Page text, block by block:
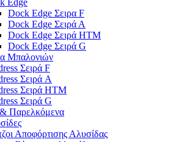
Edge
Dock Edge Σειρα F
Dock Edge Σειρά Α
Dock Edge Σειρά HTM
Dock Edge Σειρά G
Μπαλονιών
Σειρά F
Σειρά A
Σειρά HTM
Σειρά G
Παρελκόμενα
Αποφόρτισης Αλυσίδας